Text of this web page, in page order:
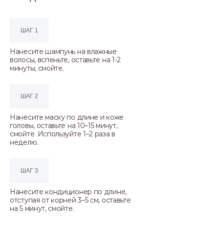
Нанесите шампунь на влажные
волосы, вспеньте, оставьте на 1-2
минуты, смойте.
ШАГ 1
Нанесите маску по длине и коже
головы, оставьте на 10–15 минут,
смойте. Используйте 1–2 раза в
неделю.
ШАГ 2
Нанесите кондиционер по длине,
отступая от корней 3–5 см, оставьте
на 5 минут, смойте.
ШАГ 3